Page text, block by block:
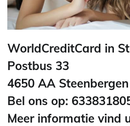
WorldCreditCard in
Postbus 33
4650 AA Steenbergen
Bel ons op:
Meer informatie vind